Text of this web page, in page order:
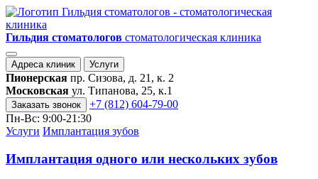
Гильдия стоматологов стоматологическая клиника
Адреса клиник Услуги
Пионерская пр. Сизова, д. 21, к. 2
Московская ул. Типанова, 25, к.1
Заказать звонок
+7 (812) 604-79-00
Пн-Вс: 9:00-21:30
Услуги Имплантация зубов
Имплантация одного или нескольких зубов